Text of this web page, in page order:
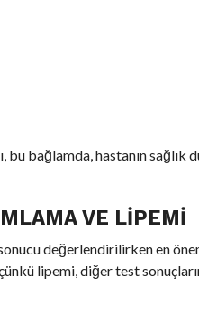
bu bağlamda, hastanın
VE LIPEMI
değerlendirilirken en
lipemi, diğer test